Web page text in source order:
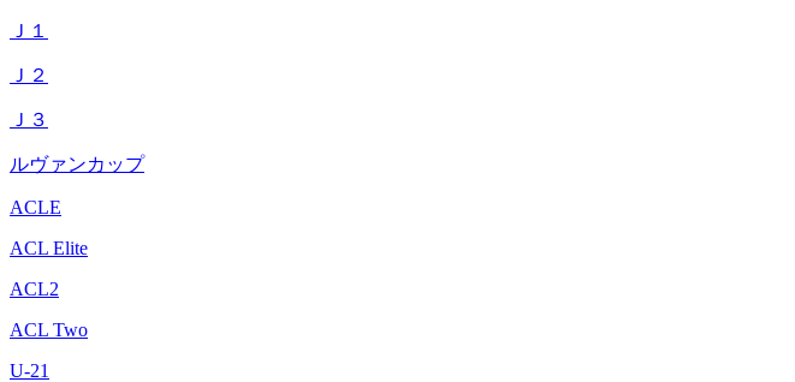
Ｊ１
Ｊ２
Ｊ３
ルヴァンカップ
ACLE
ACL Elite
ACL2
ACL Two
U-21